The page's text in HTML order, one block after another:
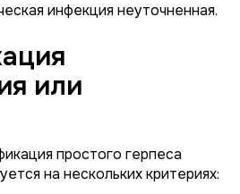
инфекция неуточненная.
или
простого герпеса
на нескольких критериях: